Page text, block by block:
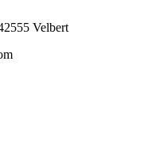
Velbert